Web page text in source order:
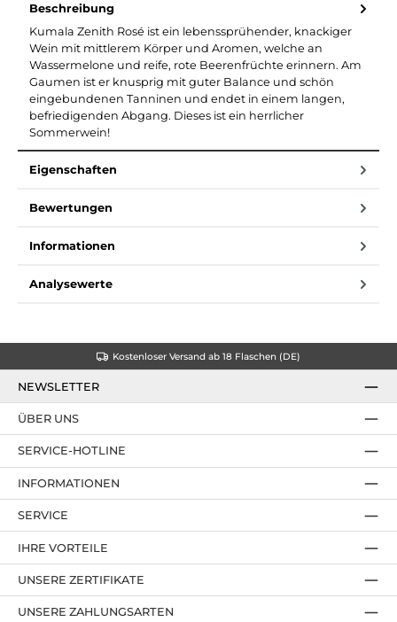
Beschreibung
Kumala Zenith Rosé ist ein lebenssprühender, knackiger
Wein mit mittlerem Körper und Aromen, welche an
Wassermelone und reife, rote Beerenfrüchte erinnern. Am
Gaumen ist er knusprig mit guter Balance und schön
eingebundenen Tanninen und endet in einem langen,
befriedigenden Abgang. Dieses ist ein herrlicher
Sommerwein!
Eigenschaften
Bewertungen
Informationen
Analysewerte
Kostenloser Versand ab 18 Flaschen (DE)
NEWSLETTER
SERVICE-HOTLINE
IHRE VORTEILE
UNSERE ZAHLUNGSARTEN
ÜBER UNS
UNSERE ZERTIFIKATE
INFORMATIONEN
SERVICE